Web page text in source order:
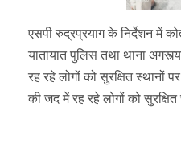
एसपी रुद्रप्रयाग के निर्देशन में
यातायात पुलिस तथा थाना
रह रहे लोगों को सुरक्षित
की जद में रह रहे लोगों को सुरक्षित